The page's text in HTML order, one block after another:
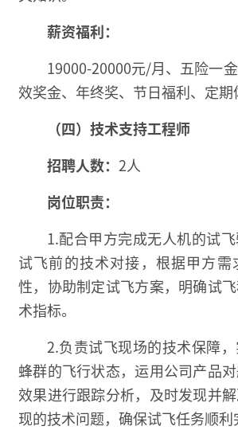
薪资福利：
19000-20000元/月、五险一
效奖金、年终奖、节日福利、定期
（四）技术支持工程师
招聘人数： 2人
岗位职责：
1.配合甲方完成无人机的试
试飞前的技术对接，根据甲方需
性，协助制定试飞方案，明确试
术指标。
2.负责试飞现场的技术保障
蜂群的飞行状态，运用公司产品
效果进行跟踪分析，及时发现并
现的技术问题，确保试飞任务顺利